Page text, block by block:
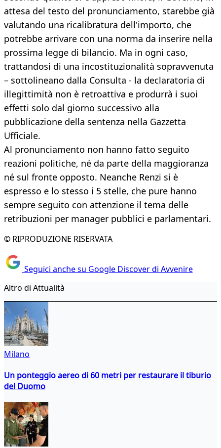
attesa del testo del pronunciamento, starebbe già
valutando una ricalibratura dell'importo, che
potrebbe arrivare con una norma da inserire nella
prossima legge di bilancio. Ma in ogni caso,
trattandosi di una incostituzionalità sopravvenuta
– sottolineano dalla Consulta - la declaratoria di
illegittimità non è retroattiva e produrrà i suoi
effetti solo dal giorno successivo alla
pubblicazione della sentenza nella Gazzetta
Ufficiale.
Al pronunciamento non hanno fatto seguito
reazioni politiche, né da parte della maggioranza
né sul fronte opposto. Neanche Renzi si è
espresso e lo stesso i 5 stelle, che pure hanno
sempre seguito con attenzione il tema delle
retribuzioni per manager pubblici e parlamentari.
© RIPRODUZIONE RISERVATA
Seguici anche su Google Discover di Avvenire
Altro di Attualità
Milano
Un ponteggio aereo di 60 metri per restaurare il tiburio
del Duomo